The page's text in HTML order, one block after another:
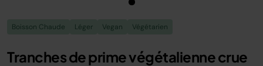
Boisson Chaude Léger Vegan Végétarien
Tranches de prime végétalienne crue